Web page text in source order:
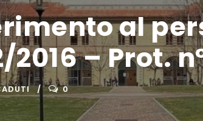
al
– Prot.
0